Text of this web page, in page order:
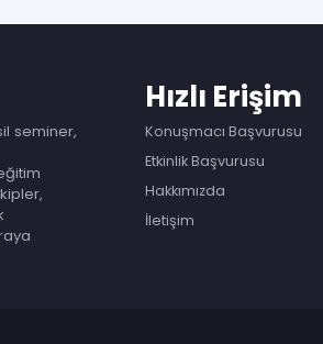
seminer,
Hızlı Erişim
Konuşmacı Başvurusu
Etkinlik Başvurusu
Hakkımızda
İletişim